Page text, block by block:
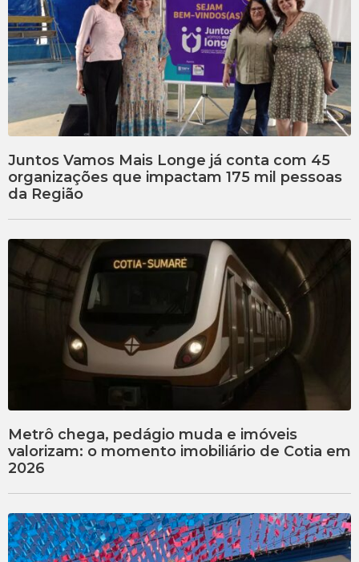
Juntos Vamos Mais Longe já conta com 45
organizações que impactam 175 mil pessoas
da Região
Metrô chega, pedágio muda e imóveis
valorizam: o momento imobiliário de Cotia em
2026